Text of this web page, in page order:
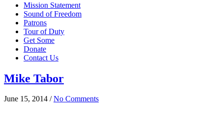
Mission Statement
Sound of Freedom
Patrons
Tour of Duty
Get Some
Donate
Contact Us
Mike Tabor
June 15, 2014 /No Comments